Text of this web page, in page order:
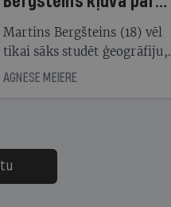
laika ziņu seju?
Martins Bergšteins (18) vēl
tikai sāks studēt ģeogrāfiju,
bet viņa sacītajam jau uzticas
uzcītīga darba, mammas
atbalsts un drosme turpināt
meteovērojumus arī tad, kad
AGNESE MEIERE